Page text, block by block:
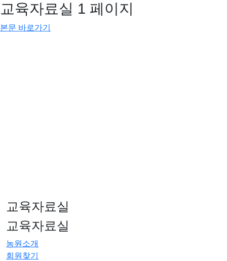
교육자료실 1 페이지
본문 바로가기
교육자료실
교육자료실
농원소개
회원찾기